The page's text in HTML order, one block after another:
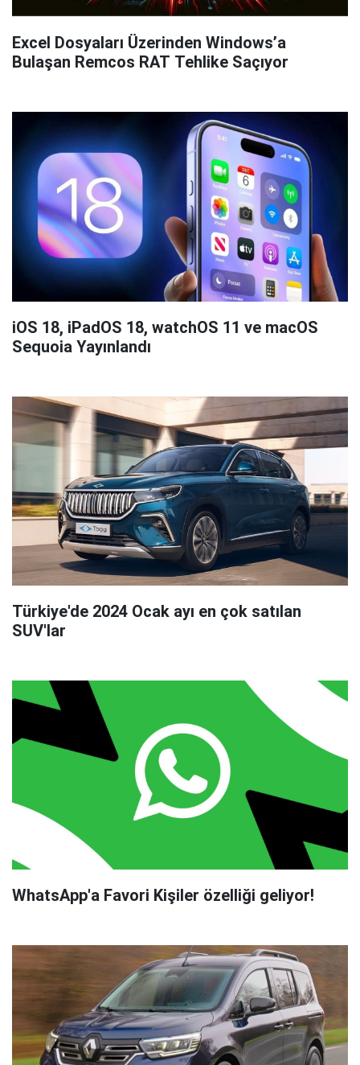
Excel Dosyaları Üzerinden Windows’a
Bulaşan Remcos RAT Tehlike Saçıyor
iOS 18, iPadOS 18, watchOS 11 ve macOS
Sequoia Yayınlandı
Türkiye'de 2024 Ocak ayı en çok satılan
SUV'lar
WhatsApp'a Favori Kişiler özelliği geliyor!